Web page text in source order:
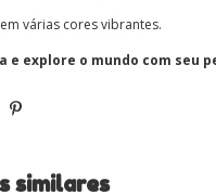
várias cores vibrantes.
e explore o mundo com seu
similares